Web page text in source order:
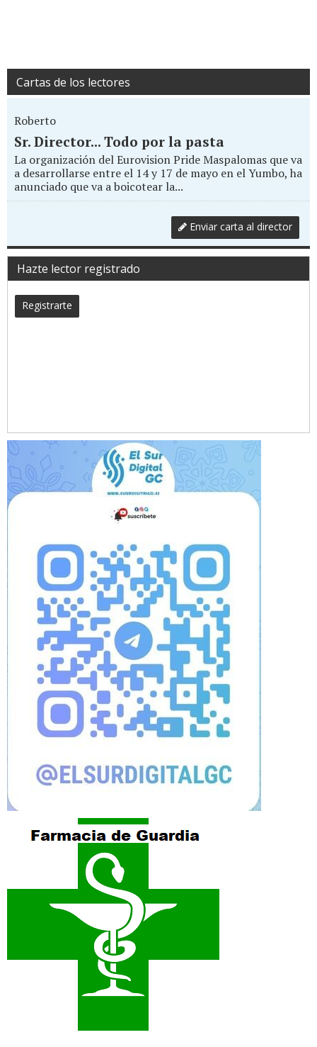
Cartas de los lectores
Roberto
Sr. Director... Todo por la pasta
La organización del Eurovision Pride Maspalomas que va
a desarrollarse entre el 14 y 17 de mayo en el Yumbo, ha
anunciado que va a boicotear la...
Enviar carta al director
Hazte lector registrado
Registrarte